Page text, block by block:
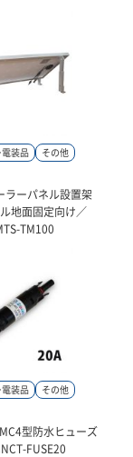
装品
その他
ーパネル設置架
地面固定向け／
TM100
装品
その他
型防水ヒューズ
FUSE20